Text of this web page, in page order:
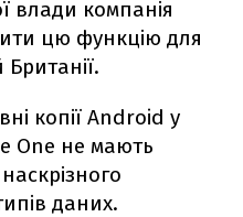
влади компанія
цю функцію для
Британії.
копії Android у
One не мають
даних.